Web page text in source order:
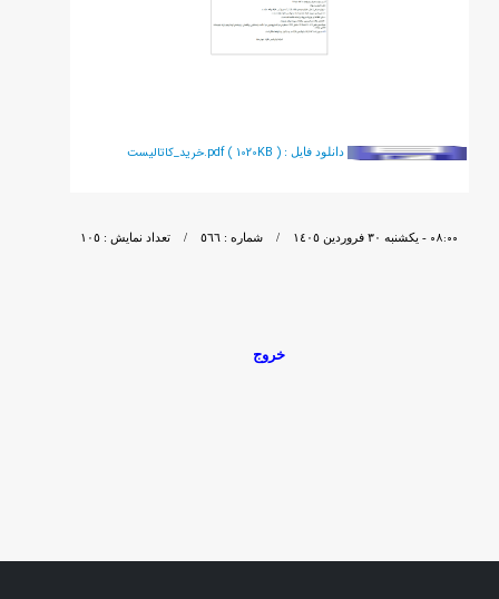
دانلود فايل : خريد_كاتاليست.pdf ( 1020KB )
٠٨:٠٠ - يکشنبه ٣٠ فروردين ١٤٠٥ / شماره : ٥٦٦ / تعداد نمایش : ١٠٥
خروج